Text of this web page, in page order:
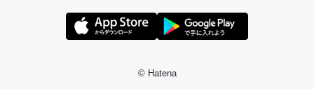
これ作ろう。/早速夕食に作った！本当にスナップえんどう
© Hatena